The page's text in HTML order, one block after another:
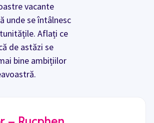
vacante
unde se întâlnesc
Aflați ce
de astăzi se
bine ambițiilor